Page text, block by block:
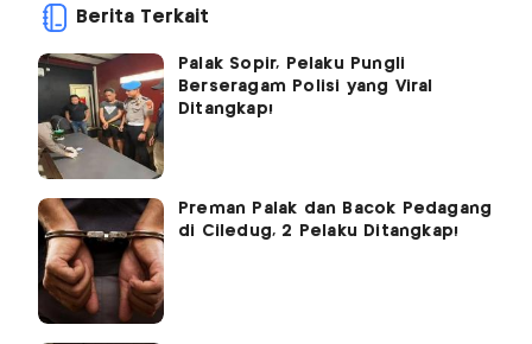
Berita Terkait
Palak Sopir, Pelaku Pungli
Berseragam Polisi yang Viral
Ditangkap!
Preman Palak dan Bacok Pedagang
di Ciledug, 2 Pelaku Ditangkap!